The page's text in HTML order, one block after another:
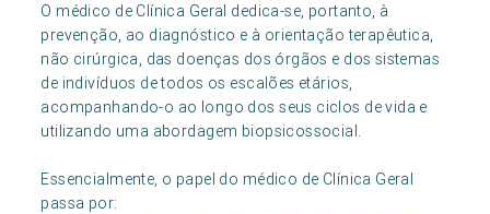
O médico de Clínica Geral dedica-se, portanto, à
prevenção, ao diagnóstico e à orientação terapêutica,
não cirúrgica, das doenças dos órgãos e dos sistemas
de indivíduos de todos os escalões etários,
acompanhando-o ao longo dos seus ciclos de vida e
utilizando uma abordagem biopsicossocial.
Essencialmente, o papel do médico de Clínica Geral
passa por: